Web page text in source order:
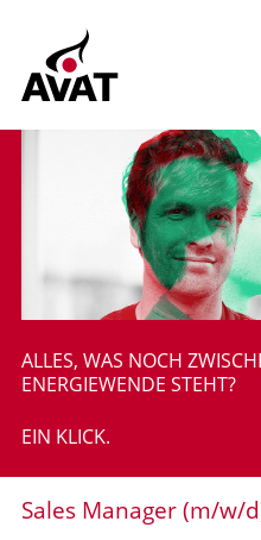
ALLES, WAS NOCH
ENERGIEWENDE STEHT?
EIN KLICK.
Sales Manager (m/w/